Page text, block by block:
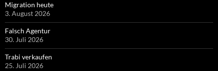
Migration heute
3. August 2026
Falsch Agentur
30. Juli 2026
Trabi verkaufen
25. Juli 2026